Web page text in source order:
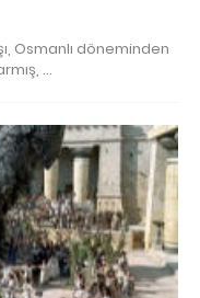
Osmanlı döneminden
…